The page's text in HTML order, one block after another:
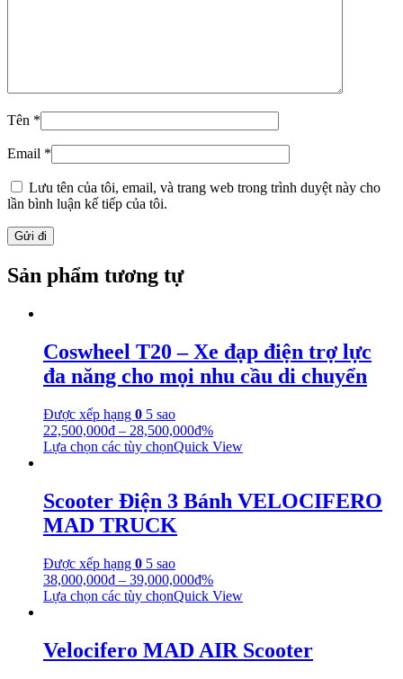
Tên *
Email *
Lưu tên của tôi, email, và trang web trong trình duyệt này cho
lần bình luận kế tiếp của tôi.
Sản phẩm tương tự
Coswheel T20 – Xe đạp điện trợ lực
đa năng cho mọi nhu cầu di chuyển
Được xếp hạng 0 5 sao
22,500,000₫ – 28,500,000₫%
Lựa chọn các tùy chọnQuick View
Scooter Điện 3 Bánh VELOCIFERO
MAD TRUCK
Được xếp hạng 0 5 sao
38,000,000₫ – 39,000,000₫%
Lựa chọn các tùy chọnQuick View
Velocifero MAD AIR Scooter